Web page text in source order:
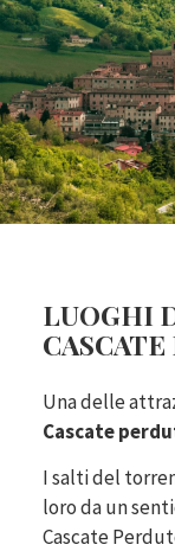
LUOGHI
Una delle
Cascate
I salti del
loro da un
Cascate